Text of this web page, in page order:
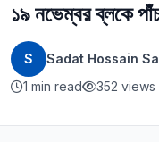
১৯ নভেম্বর ব্লকে
S Sadat Hossain
1 min read
352 views